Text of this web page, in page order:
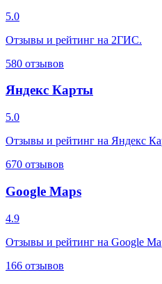
5.0
Отзывы и рейтинг на 2ГИС.
580 отзывов
Яндекс Карты
5.0
Отзывы и рейтинг на Яндекс
670 отзывов
Google Maps
4.9
Отзывы и рейтинг на Google
166 отзывов